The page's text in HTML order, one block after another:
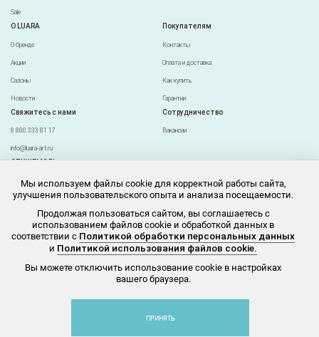
Sale
О LUARA
О бренде
Акции
Салоны
Новости
Покупателям
Контакты
Оплата и доставка
Как купить
Гарантии
Свяжитесь с нами
8 800 333 81 17
info@luara-art.ru
Сотрудничество
Вакансии
СПИШЕМСЯ!
– и у вас на почте!
Мы в соцсетях
*Instagram и WhatsApp являются продуктами компании Meta Platforms Inc., деятельность
которой признана экстремистской и запрещена на территории Российской Федерации.
Размещение информации носит исключительно информационный характер и не
направлено на пропаганду, рекламу или поддержку деятельности указанной
организации.
Мы используем файлы cookie для корректной работы сайта,
улучшения пользовательского опыта и анализа посещаемости.
Продолжая пользоваться сайтом, вы соглашаетесь с
использованием файлов cookie и обработкой данных в
соответствии с Политикой обработки персональных данных
и Политикой использования файлов cookie.
Вы можете отключить использование cookie в настройках
вашего браузера.
ПРИНЯТЬ